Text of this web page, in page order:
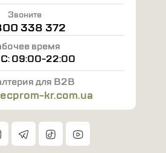
Звоните
338 372
время
09:00-22:00
для B2B
kr.com.ua